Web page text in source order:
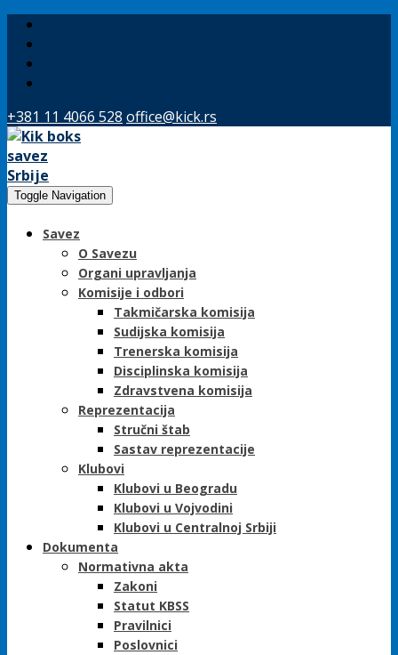
+381 11 4066 528 office@kick.rs
Toggle Navigation
Savez
O Savezu
Organi upravljanja
Komisije i odbori
Takmičarska komisija
Sudijska komisija
Trenerska komisija
Disciplinska komisija
Zdravstvena komisija
Reprezentacija
Stručni štab
Sastav reprezentacije
Klubovi
Klubovi u Beogradu
Klubovi u Vojvodini
Klubovi u Centralnoj Srbiji
Dokumenta
Normativna akta
Zakoni
Statut KBSS
Pravilnici
Poslovnici